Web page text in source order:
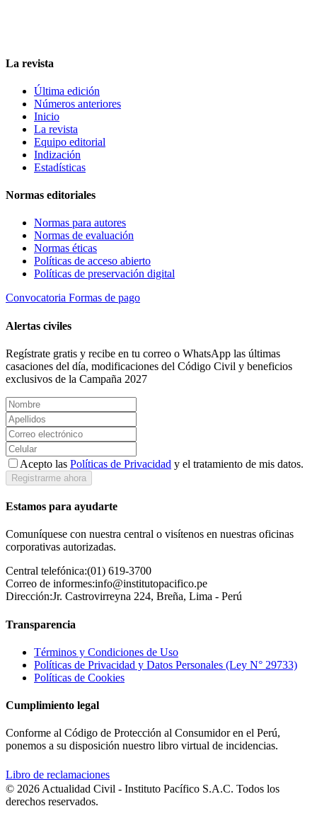
La revista
Última edición
Números anteriores
Inicio
La revista
Equipo editorial
Indización
Estadísticas
Normas editoriales
Normas para autores
Normas de evaluación
Normas éticas
Políticas de acceso abierto
Políticas de preservación digital
Convocatoria Formas de pago
Alertas civiles
Regístrate gratis y recibe en tu correo o WhatsApp las últimas
casaciones del día, modificaciones del Código Civil y beneficios
exclusivos de la Campaña 2027
Acepto las Políticas de Privacidad y el tratamiento de mis datos.
Registrarme ahora
Estamos para ayudarte
Comuníquese con nuestra central o visítenos en nuestras oficinas
corporativas autorizadas.
Central telefónica:(01) 619-3700
Correo de informes:info@institutopacifico.pe
Dirección:Jr. Castrovirreyna 224, Breña, Lima - Perú
Transparencia
Términos y Condiciones de Uso
Políticas de Privacidad y Datos Personales (Ley N° 29733)
Políticas de Cookies
Cumplimiento legal
Conforme al Código de Protección al Consumidor en el Perú,
ponemos a su disposición nuestro libro virtual de incidencias.
Libro de reclamaciones
© 2026 Actualidad Civil - Instituto Pacífico S.A.C. Todos los
derechos reservados.